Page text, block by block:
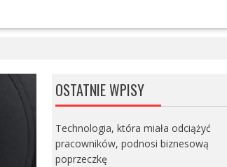
OSTATNIE WPISY
Technologia, która miała odciążyć
pracowników, podnosi biznesową
poprzeczkę